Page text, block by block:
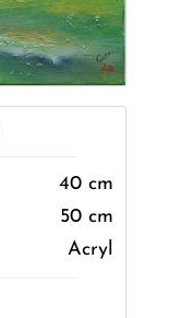
40 cm
50 cm
Acryl